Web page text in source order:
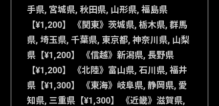
手県, 宮城県, 秋田県, 山形県, 福島県
【¥1,200】 《関東》茨城県, 栃木県, 群馬
県, 埼玉県, 千葉県, 東京都, 神奈川県, 山梨
県【¥1,200】 《信越》新潟県, 長野県
【¥1,200】 《北陸》富山県, 石川県, 福井
県【¥1,300】 《東海》岐阜県, 静岡県, 愛
知県, 三重県【¥1,300】 《近畿》滋賀県,